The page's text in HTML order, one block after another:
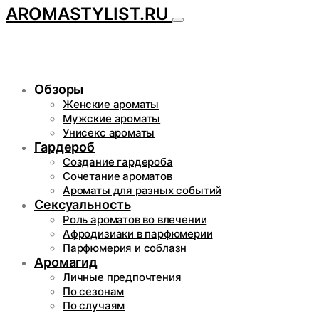
AROMASTYLIST.RU
Обзоры
Женские ароматы
Мужские ароматы
Унисекс ароматы
Гардероб
Создание гардероба
Сочетание ароматов
Ароматы для разных событий
Сексуальность
Роль ароматов во влечении
Афродизиаки в парфюмерии
Парфюмерия и соблазн
Аромагид
Личные предпочтения
По сезонам
По случаям